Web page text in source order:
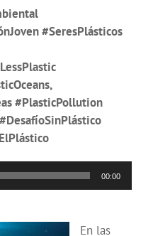
#SeresPlásticos
#PlasticPollution
00:00
En las